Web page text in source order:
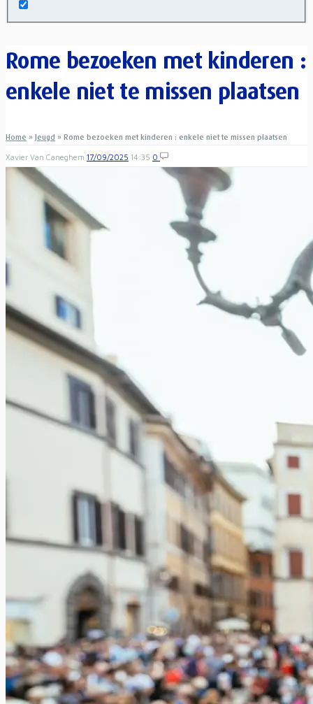
Rome bezoeken met kinderen :
enkele niet te missen plaatsen
Home » Jeugd » Rome bezoeken met kinderen : enkele niet te missen plaatsen
Xavier Van Caneghem 17/09/2025 14:35 0